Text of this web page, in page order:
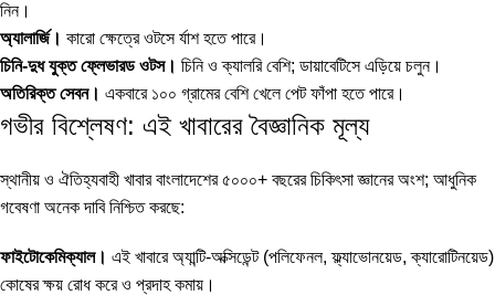
নিন।
অ্যালার্জি। কারো ক্ষেত্রে ওটসে র্যাশ হতে পারে।
চিনি-দুধ যুক্ত ফ্লেভারড ওটস। চিনি ও ক্যালরি বেশি; ডায়াবেটিসে এড়িয়ে চলুন।
অতিরিক্ত সেবন। একবারে ১০০ গ্রামের বেশি খেলে পেট ফাঁপা হতে পারে।
গভীর বিশ্লেষণ: এই খাবারের বৈজ্ঞানিক মূল্য
স্থানীয় ও ঐতিহ্যবাহী খাবার বাংলাদেশের ৫০০০+ বছরের চিকিৎসা জ্ঞানের অংশ; আধুনিক
গবেষণা অনেক দাবি নিশ্চিত করছে:
ফাইটোকেমিক্যাল। এই খাবারে অ্যান্টি-অক্সিডেন্ট (পলিফেনল, ফ্ল্যাভোনয়েড, ক্যারোটিনয়েড)
কোষের ক্ষয় রোধ করে ও প্রদাহ কমায়।